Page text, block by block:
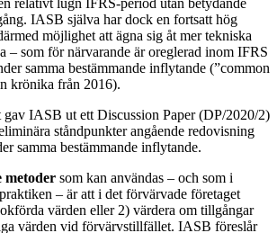
IASB själva har dock en fortsatt hög
möjlighet att ägna sig åt mer tekniska
– som för närvarande är oreglerad inom IFRS
samma bestämmande inflytande (”common
krönika från 2016).
gav IASB ut ett Discussion Paper (DP/2020/2)
ståndpunkter angående redovisning
samma bestämmande inflytande.
metoder som kan användas – och som i
– är att i det förvärvade företaget
värden eller 2) värdera om tillgångar
värden vid förvärvstillfället. IASB föreslår